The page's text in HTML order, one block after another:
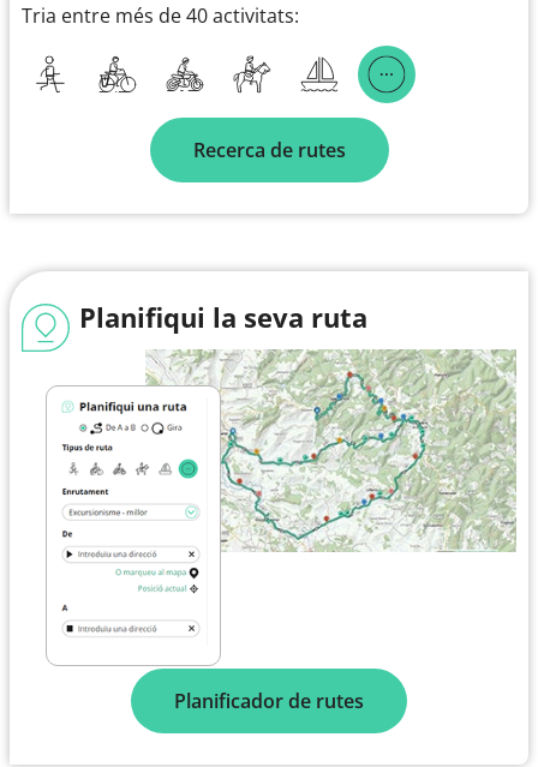
Tria entre més de 40 activitats:
Recerca de rutes
Planifiqui la seva ruta
Planificador de rutes